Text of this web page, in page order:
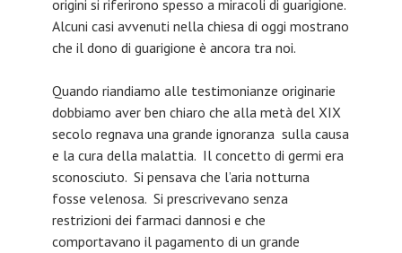
origini si riferirono spesso a miracoli di guarigione.
Alcuni casi avvenuti nella chiesa di oggi mostrano
che il dono di guarigione è ancora tra noi.
Quando riandiamo alle testimonianze originarie
dobbiamo aver ben chiaro che alla metà del XIX
secolo regnava una grande ignoranza sulla causa
e la cura della malattia. Il concetto di germi era
sconosciuto. Si pensava che l’aria notturna
fosse velenosa. Si prescrivevano senza
restrizioni dei farmaci dannosi e che
comportavano il pagamento di un grande